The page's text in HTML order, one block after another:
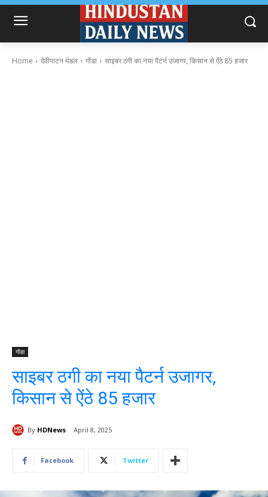
Home देवीपाटन मंडल गोंडा साइबर ठगी का नया पैटर्न उजागर, किसान से ऐंठे 85 हजार
गोंडा
साइबर ठगी का नया पैटर्न उजागर,
किसान से ऐंठे 85 हजार
By HDNews April 8, 2025
Facebook Twitter